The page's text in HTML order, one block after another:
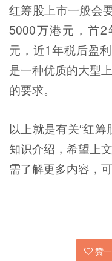
红筹股上市一般会
5000万港元，首
元，近1年税后盈
是一种优质的大型
的要求。
以上就是有关“红
知识介绍，希望上
需了解更多内容，
赞